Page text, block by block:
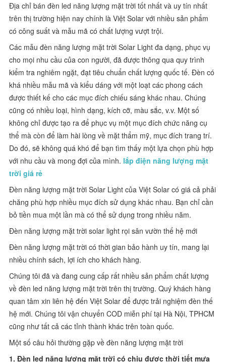
Địa chỉ bán đèn led năng lượng mặt trời tốt nhất và uy tín nhất
trên thị trường hiện nay chính là Việt Solar với nhiều sản phẩm
có công suất và mẫu mã có chất lượng vượt trội.
Các mẫu đèn năng lượng mặt trời Solar Light đa dạng, phục vụ
cho mọi nhu cầu của con người, đã được thông qua quy trình
kiểm tra nghiêm ngặt, đạt tiêu chuẩn chất lượng quốc tế. Đèn có
khá nhiều mẫu mã và kiểu dáng với một loạt các phong cách
được thiết kế cho các mục đích chiếu sáng khác nhau. Chúng
cũng có nhiều loại, hình dạng, kích cỡ, màu sắc, v.v. Một số
không chỉ được tạo ra để phục vụ một mục đích chức năng cụ
thể mà còn để làm hài lòng về mặt thẩm mỹ, mục đích trang trí.
Do đó, sẽ không quá khó để bạn tìm thấy một lựa chọn phù hợp
với nhu cầu và mong đợi của mình. lắp điện năng lượng mặt
trời giá rẻ
Đèn năng lượng mặt trời Solar Light của Việt Solar có giá cả phải
chăng phù hợp nhiều mục đích sử dụng khác nhau. Bạn chỉ cần
bỏ tiền mua một lần mà có thể sử dụng trong nhiều năm.
Đèn năng lượng mặt trời solar light rọi sân vườn thế hệ mới
Đèn năng lượng mặt trời có thời gian bảo hành uy tín, mang lại
nhiều chính sách, lợi ích cho khách hàng.
Chúng tôi đã và đang cung cấp rất nhiều sản phẩm chất lượng
về đèn led năng lượng mặt trời trên thị trường. Quý khách hàng
quan tâm xin liên hệ đến Việt Solar để được trải nghiệm đèn thế
hệ mới. Chúng tôi vận chuyển COD miễn phí tại Hà Nội, TPHCM
cũng như tất cả các tỉnh thành khác trên toàn quốc.
Một số câu hỏi thường gặp về đèn năng lượng mặt trời
1. Đèn led năng lượng mặt trời có chịu được thời tiết mưa